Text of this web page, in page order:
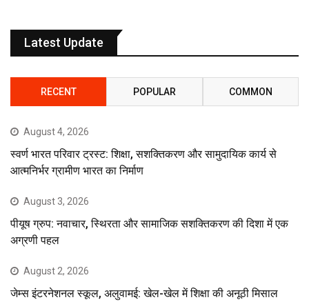
Latest Update
RECENT POPULAR COMMON
August 4, 2026
स्वर्ण भारत परिवार ट्रस्ट: शिक्षा, सशक्तिकरण और सामुदायिक कार्य से
आत्मनिर्भर ग्रामीण भारत का निर्माण
August 3, 2026
पीयूष ग्रुप: नवाचार, स्थिरता और सामाजिक सशक्तिकरण की दिशा में एक
अग्रणी पहल
August 2, 2026
जेम्स इंटरनेशनल स्कूल, अलुवामई: खेल-खेल में शिक्षा की अनूठी मिसाल